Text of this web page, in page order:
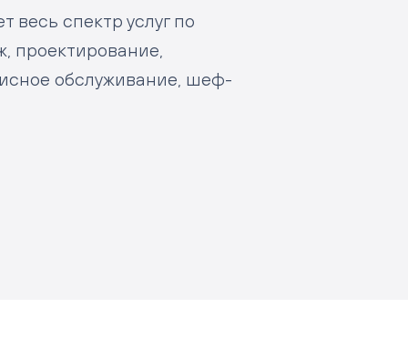
весь спектр услуг по
проектирование,
обслуживание, шеф-